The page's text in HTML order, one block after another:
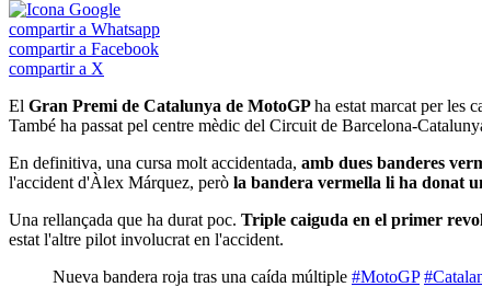
compartir a Whatsapp
compartir a Facebook
compartir a X
El Gran Premi de Catalunya de MotoGPha estat marcat per les
També ha passat pel centre mèdic del Circuit de Barcelona-
En definitiva, una cursa molt accidentada, amb dues banderes
l'accident d'Àlex Márquez, però la bandera vermella li ha donat
Una rellançada que ha durat poc. Triple caiguda en el primer
estat l'altre pilot involucrat en l'accident.
Nueva bandera roja tras una caída múltiple #MotoGP